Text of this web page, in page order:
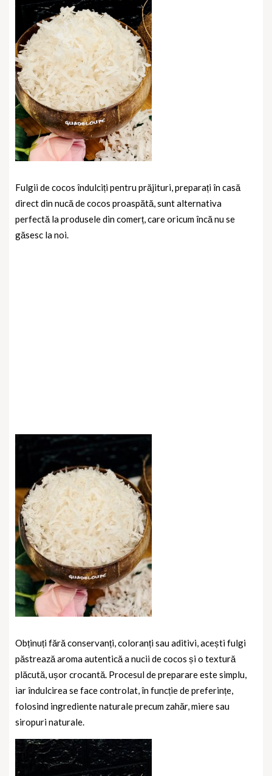
Fulgii de cocos îndulciți pentru prăjituri, preparați în casă
direct din nucă de cocos proaspătă, sunt alternativa
perfectă la produsele din comerț, care oricum încă nu se
găsesc la noi.
Obținuți fără conservanți, coloranți sau aditivi, acești fulgi
păstrează aroma autentică a nucii de cocos și o textură
plăcută, ușor crocantă. Procesul de preparare este simplu,
iar îndulcirea se face controlat, în funcție de preferințe,
folosind ingrediente naturale precum zahăr, miere sau
siropuri naturale.